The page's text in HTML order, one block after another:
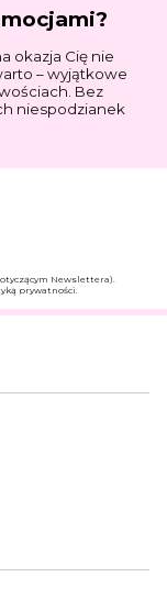
okazja Cię nie
– wyjątkowe
Bez
niespodzianek
Newslettera).
prywatności.